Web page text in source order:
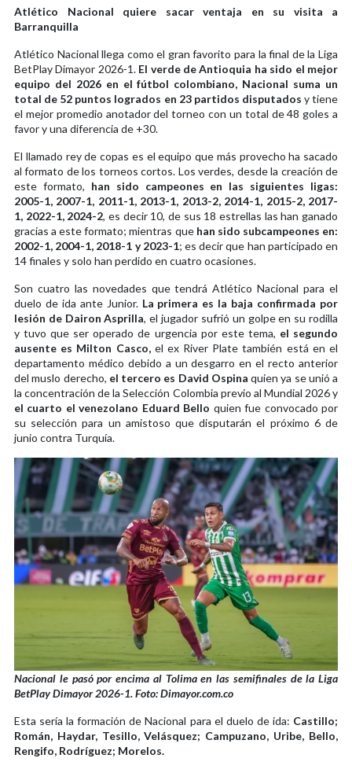
Atlético Nacional quiere sacar ventaja en su visita a
Barranquilla
Atlético Nacional llega como el gran favorito para la final de la Liga
BetPlay Dimayor 2026-1.El verde de Antioquia ha sido el mejor
equipo del 2026 en el fútbol colombiano, Nacional suma un
total de 52 puntos logrados en 23 partidos disputados y tiene
el mejor promedio anotador del torneo con un total de 48 goles a
favor y una diferencia de +30.
El llamado rey de copas es el equipo que más provecho ha sacado
al formato de los torneos cortos. Los verdes, desde la creación de
este formato, han sido campeones en las siguientes ligas:
2005-1, 2007-1, 2011-1, 2013-1, 2013-2, 2014-1, 2015-2, 2017-
1, 2022-1, 2024-2, es decir 10, de sus 18 estrellas las han ganado
gracias a este formato; mientras que han sido subcampeones en:
2002-1, 2004-1, 2018-1 y 2023-1; es decir que han participado en
14 finales y solo han perdido en cuatro ocasiones.
Son cuatro las novedades que tendrá Atlético Nacional para el
duelo de ida ante Junior. La primera es la baja confirmada por
lesión de Dairon Asprilla, el jugador sufrió un golpe en su rodilla
y tuvo que ser operado de urgencia por este tema, el segundo
ausente es Milton Casco,el ex River Plate también está en el
departamento médico debido a un desgarro en el recto anterior
del muslo derecho, el tercero es David Ospina quien ya se unió a
la concentración de la Selección Colombia previo al Mundial 2026 y
el cuarto el venezolano Eduard Bello quien fue convocado por
su selección para un amistoso que disputarán el próximo 6 de
junio contra Turquía.
Nacional le pasó por encima al Tolima en las semifinales de la Liga
BetPlay Dimayor 2026-1. Foto: Dimayor.com.co
Esta sería la formación de Nacional para el duelo de ida: Castillo;
Román, Haydar, Tesillo, Velásquez; Campuzano, Uribe, Bello,
Rengifo, Rodríguez; Morelos.